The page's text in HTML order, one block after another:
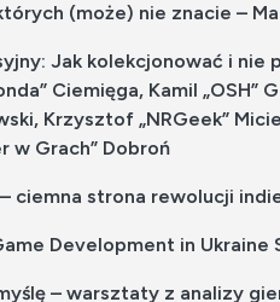
(może) nie znacie –
Jak kolekcjonować i
Ciemięga, Kamil „OSH”
Krzysztof „NRGeek”
w Grach” Dobroń
ciemna strona rewolucji
Development in Ukraine
– warsztaty z analizy